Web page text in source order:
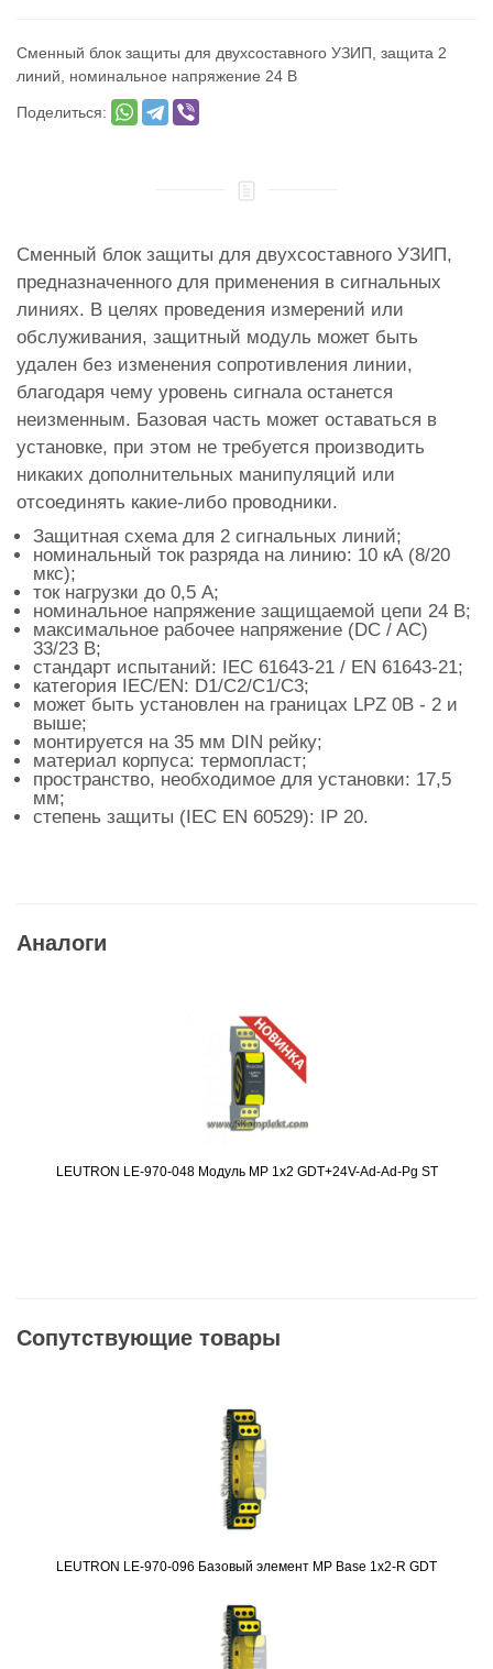
Сменный блок защиты для двухсоставного УЗИП, защита 2
линий, номинальное напряжение 24 В
Поделиться:
Сменный блок защиты для двухсоставного УЗИП,
предназначенного для применения в сигнальных
линиях. В целях проведения измерений или
обслуживания, защитный модуль может быть
удален без изменения сопротивления линии,
благодаря чему уровень сигнала останется
неизменным. Базовая часть может оставаться в
установке, при этом не требуется производить
никаких дополнительных манипуляций или
отсоединять какие-либо проводники.
Защитная схема для 2 сигнальных линий;
номинальный ток разряда на линию: 10 кА (8/20
мкс);
ток нагрузки до 0,5 А;
номинальное напряжение защищаемой цепи 24 В;
максимальное рабочее напряжение (DC / AC)
33/23 В;
стандарт испытаний: IEC 61643-21 / EN 61643-21;
категория IEC/EN: D1/C2/C1/C3;
может быть установлен на границах LPZ 0B - 2 и
выше;
монтируется на 35 мм DIN рейку;
материал корпуса: термопласт;
пространство, необходимое для установки: 17,5
мм;
степень защиты (IEC EN 60529): IP 20.
Аналоги
Подробнее
LEUTRON LE-970-048 Модуль MP 1x2 GDT+24V-Ad-Ad-Pg ST
Сопутствующие товары
Подробнее
LEUTRON LE-970-096 Базовый элемент MP Base 1x2-R GDT